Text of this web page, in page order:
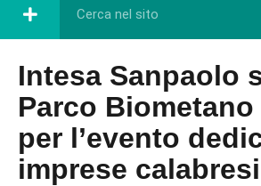
Intesa Sanpaolo
Parco
per l’evento
imprese